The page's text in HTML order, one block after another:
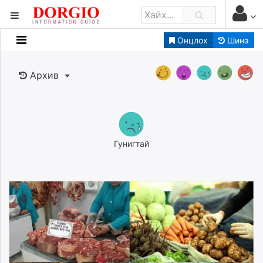
Онцлох Шинэ
Мэдээллийн
Банк санхүү
Gogo.mn
caak.mn
news.mn
zindaa.mn
Baabar.mn
tovch.mn
Архив
Гунигтай